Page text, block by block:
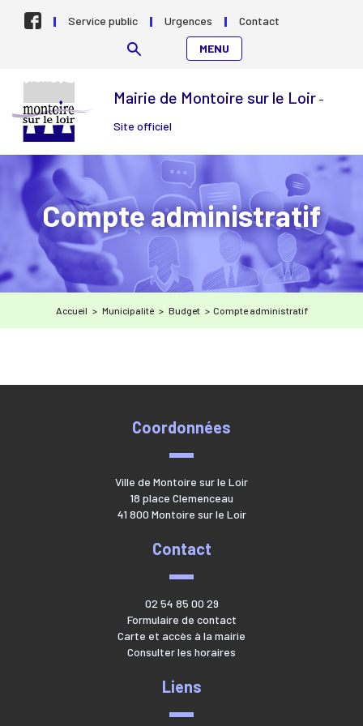
Aller au contenu
Mairie de Montoire sur le Loir -
Site officiel
Service public Urgences
Contact
MENU
Compte administratif
Accueil > Municipalité > Budget > Compte administratif
Coordonnées
Ville de Montoire sur le Loir
18 place Clemenceau
41 800 Montoire sur le Loir
Contact
02 54 85 00 29
Formulaire de contact
Carte et accès à la mairie
Consulter les horaires
Liens